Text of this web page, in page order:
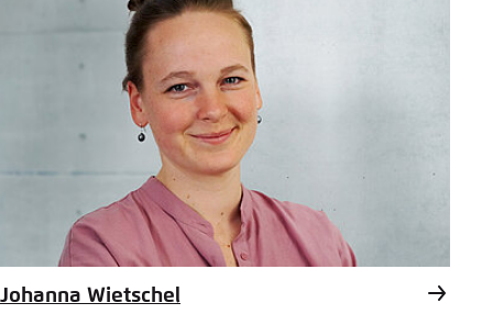
Johanna Wietschel